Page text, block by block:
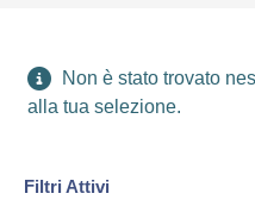
Non è stato trovato
alla tua selezione.
Filtri Attivi